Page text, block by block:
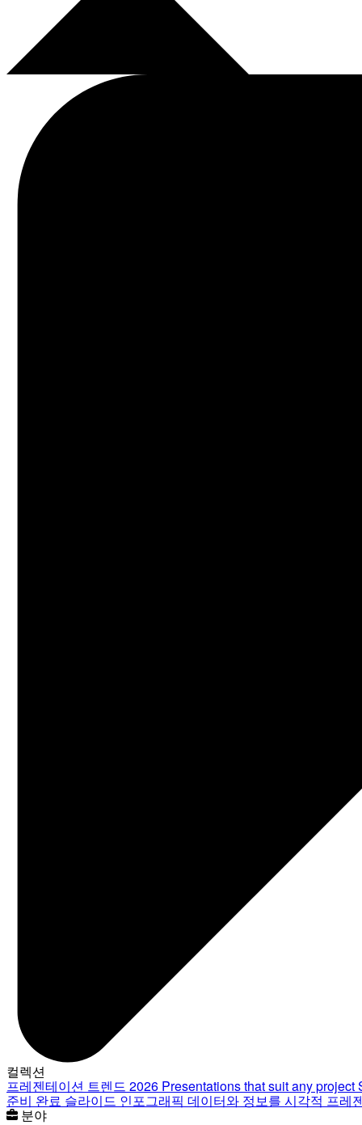
컬렉션
프레젠테이션 트렌드 2026 Presentations that suit any project
준비 완료 슬라이드 인포그래픽 데이터와 정보를 시각적 프레
분야